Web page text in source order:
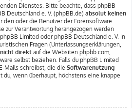
Dienstes. Bitte beachte, dass phpBB
Deutschland e. V. (phpBB.de) absolut keinen
den oder die Benutzer der Forensoftware
zur Verantwortung herangezogen werden
Limited oder phpBB Deutschland e. V. in
Fragen (Unterlassungserklärungen,
direkt auf die Websiten phpbb.com,
selbst beziehen. Falls du phpBB Limited
Mails schreibst, die die Softwarenutzung
du, wenn überhaupt, höchstens eine knappe